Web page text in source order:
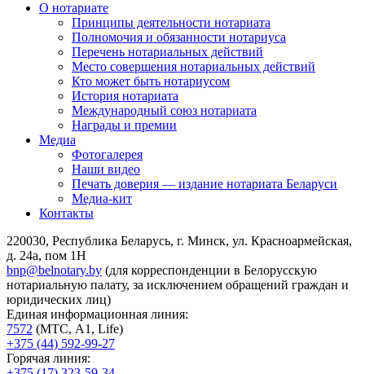
О нотариате
Принципы деятельности нотариата
Полномочия и обязанности нотариуса
Перечень нотариальных действий
Место совершения нотариальных действий
Кто может быть нотариусом
История нотариата
Международный союз нотариата
Награды и премии
Медиа
Фотогалерея
Наши видео
Печать доверия — издание нотариата Беларуси
Медиа-кит
Контакты
220030, Республика Беларусь, г. Минск, ул. Красноармейская,
д. 24а, пом 1Н
bnp@belnotary.by (для корреспонденции в Белорусскую
нотариальную палату, за исключением обращений граждан и
юридических лиц)
Единая информационная линия:
7572 (МТС, A1, Life)
+375 (44) 592-99-27
Горячая линия: